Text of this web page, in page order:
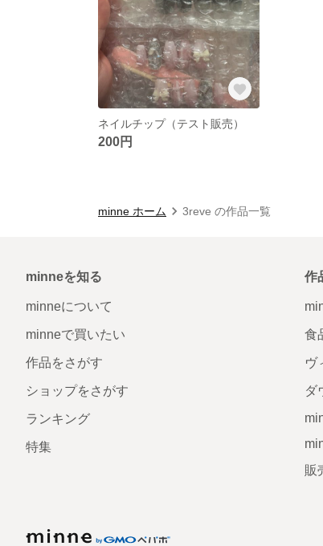
ネイルチップ（テスト販売）
200円
minne ホーム 3reve の作品一覧
minneを知る
minneについて
minneで買いたい
作品をさがす
ショップをさがす
ランキング
特集
作
食
ヴ
ダ
販